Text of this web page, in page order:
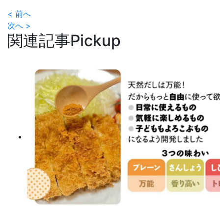
< 前へ
次へ >
関連記事Pickup